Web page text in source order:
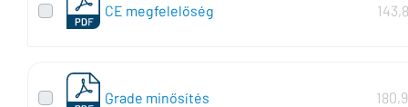
CE megfelelőség
Grade minősítés